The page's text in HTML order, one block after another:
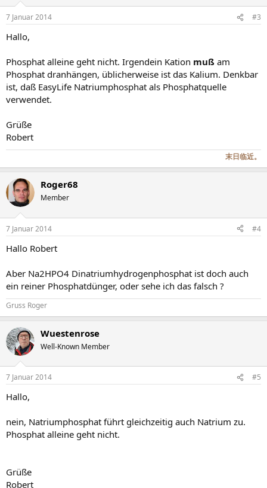
7 Januar 2014 #3
Hallo,
Phosphat alleine geht nicht. Irgendein Kation muß am
Phosphat dranhängen, üblicherweise ist das Kalium. Denkbar
ist, daß EasyLife Natriumphosphat als Phosphatquelle
verwendet.
Grüße
Robert
末日临近。
Roger68
Member
7 Januar 2014 #4
Hallo Robert
Aber Na2HPO4 Dinatriumhydrogenphosphat ist doch auch
ein reiner Phosphatdünger, oder sehe ich das falsch ?
Gruss Roger
Wuestenrose
Well-Known Member
7 Januar 2014 #5
Hallo,
nein, Natriumphosphat führt gleichzeitig auch Natrium zu.
Phosphat alleine geht nicht.
Grüße
Robert